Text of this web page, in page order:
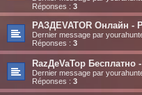
Réponses : 3
РАЗДЕVATOR Онлайн -
Dernier message par
Réponses : 3
RazДеVaТор Бесплатно
Dernier message par
Réponses : 3